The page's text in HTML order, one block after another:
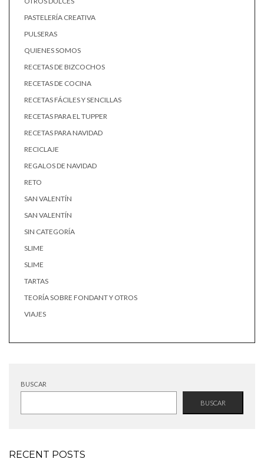
PASTELERÍA CREATIVA
PULSERAS
QUIENES SOMOS
RECETAS DE BIZCOCHOS
RECETAS DE COCINA
RECETAS FÁCILES Y SENCILLAS
RECETAS PARA EL TUPPER
RECETAS PARA NAVIDAD
RECICLAJE
REGALOS DE NAVIDAD
RETO
SAN VALENTÍN
SAN VALENTÍN
SIN CATEGORÍA
SLIME
SLIME
TARTAS
TEORÍA SOBRE FONDANT Y OTROS
VIAJES
BUSCAR
BUSCAR
RECENT POSTS